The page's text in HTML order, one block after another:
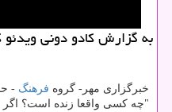
به گزارش كادو دونی
خبرگزاری مهر- گروه فرهنگ -
"چه كسی واقعا زنده است؟